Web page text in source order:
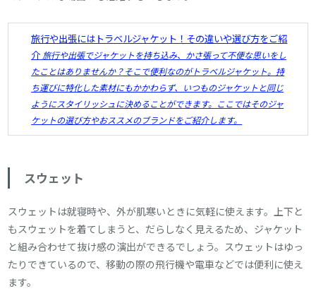
旅行や出張にはトラベルジャケット！その違いや選び方をご紹
介 旅行や出張でジャケットを持ち込み、かさ張って不便な思いをし
たことはありませんか？そこで便利なのがトラベルジャケット。持
ち運びに特化した素材にもかかわらず、いつものジャケットと同じ
ようにスタイリッシュに決めることができます。ここではそのジャ
ケットの選び方やおススメのブランドをご紹介します。
スウェット
スウェットは就寝時や、外が肌寒いときに気軽に使えます。上下と
もスウェットを着てしまうと、だらしなく見えるため、ジャケット
と組み合わせて抜け感の演出ができるでしょう。スウェットはゆっ
たりできているので、移動の際の飛行機や電車などでは便利に使え
ます。